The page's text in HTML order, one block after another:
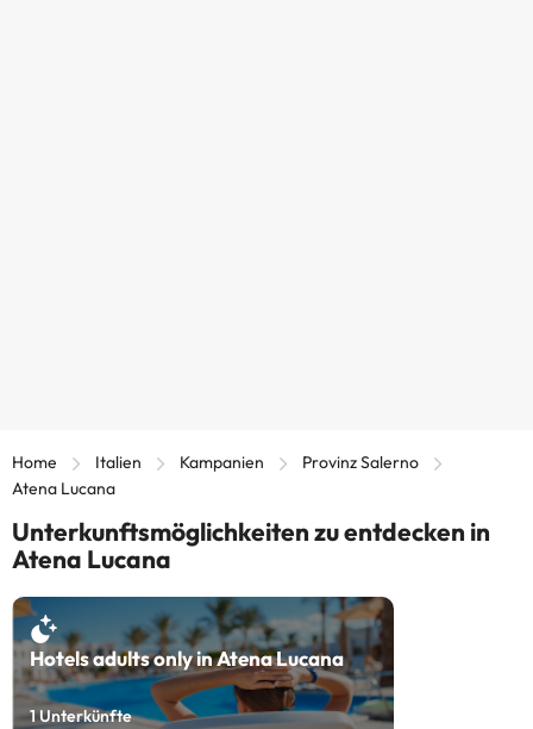
Home Italien Kampanien
Provinz Salerno
Atena Lucana
Unterkunftsmöglichkeiten zu entdecken in
Atena Lucana
Hotels adults only in Atena Lucana
1Unterkünfte